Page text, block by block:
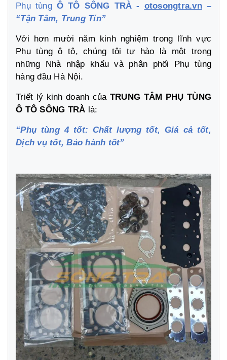
Phụ tùng Ô TÔ SÔNG TRÀ - otosongtra.vn–
“Tận Tâm, Trung Tín”
Với hơn mười năm kinh nghiệm trong lĩnh vực
Phụ tùng ô tô, chúng tôi tự hào là một trong
những Nhà nhập khẩu và phân phối Phụ tùng
hàng đầu Hà Nội.
Triết lý kinh doanh của TRUNG TÂM PHỤ TÙNG
Ô TÔ SÔNG TRÀ là:
“Phụ tùng 4 tốt: Chất lượng tốt, Giá cả tốt,
Dịch vụ tốt, Bảo hành tốt”